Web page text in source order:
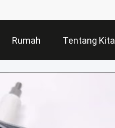
Rumah Tentang Kita